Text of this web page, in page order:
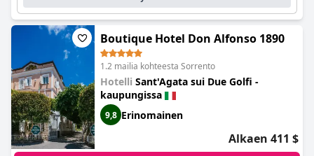
Boutique Hotel Don Alfonso 1890
1.2 mailia kohteesta Sorrento
Hotelli Sant'Agata sui Due Golfi -
kaupungissa
9,8 Erinomainen
Alkaen 411 $